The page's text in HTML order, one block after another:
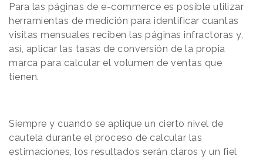
Para las páginas de e-commerce es posible utilizar
herramientas de medición para identificar cuantas
visitas mensuales reciben las páginas infractoras y,
así, aplicar las tasas de conversión de la propia
marca para calcular el volumen de ventas que
tienen.
Siempre y cuando se aplique un cierto nivel de
cautela durante el proceso de calcular las
estimaciones, los resultados serán claros y un fiel